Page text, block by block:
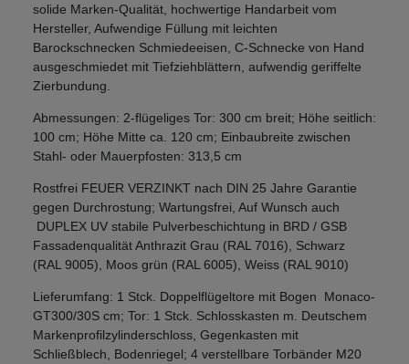
solide Marken-Qualität, hochwertige Handarbeit vom
Hersteller, Aufwendige Füllung mit leichten
Barockschnecken Schmiedeeisen, C-Schnecke von Hand
ausgeschmiedet mit Tiefziehblättern, aufwendig geriffelte
Zierbundung.
Abmessungen: 2-flügeliges Tor: 300 cm breit; Höhe seitlich:
100 cm; Höhe Mitte ca. 120 cm; Einbaubreite zwischen
Stahl- oder Mauerpfosten: 313,5 cm
Rostfrei FEUER VERZINKT nach DIN 25 Jahre Garantie
gegen Durchrostung; Wartungsfrei, Auf Wunsch auch
DUPLEX UV stabile Pulverbeschichtung in BRD / GSB
Fassadenqualität Anthrazit Grau (RAL 7016), Schwarz
(RAL 9005), Moos grün (RAL 6005), Weiss (RAL 9010)
Lieferumfang: 1 Stck. Doppelflügeltore mit Bogen Monaco-
GT300/30S cm; Tor: 1 Stck. Schlosskasten m. Deutschem
Markenprofilzylinderschloss, Gegenkasten mit
Schließblech, Bodenriegel; 4 verstellbare Torbänder M20